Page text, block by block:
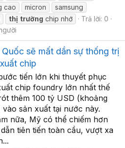
cao
micron
samsung
thị trường chip nhớ
Trả lời: 0
sẽ mất dần sự thống trị
chip
tiến lớn khi thuyết phục
chip foundry lớn nhất thế
thêm 100 tỷ USD (khoảng
sản xuất tại nước này.
nữa, Mỹ có thể chiếm hơn
tiên tiến toàn cầu, vượt xa